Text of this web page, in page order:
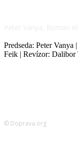
Predseda: Peter
Feik | Revízor: Dalibor
© Doprava.org